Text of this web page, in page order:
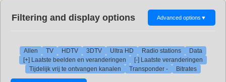
Filtering and display options Advanced options ▼
Allen TV HDTV 3DTV Ultra HD Radio stations
Data
[+] Laatste beelden en veranderingen
[-] Laatste veranderingen
Tijdelijk vrij te ontvangen kanalen
Transponder - Bitrates